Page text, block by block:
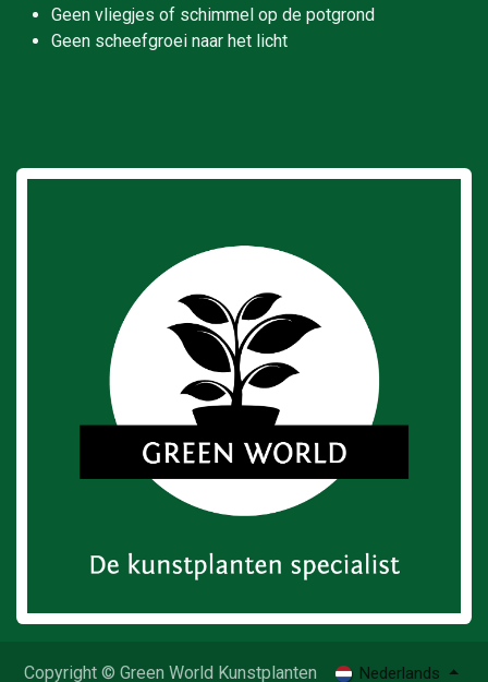
Geen vliegjes of schimmel op de potgrond
Geen scheefgroei naar het licht
Copyright © Green World Kunstplanten Nederlands